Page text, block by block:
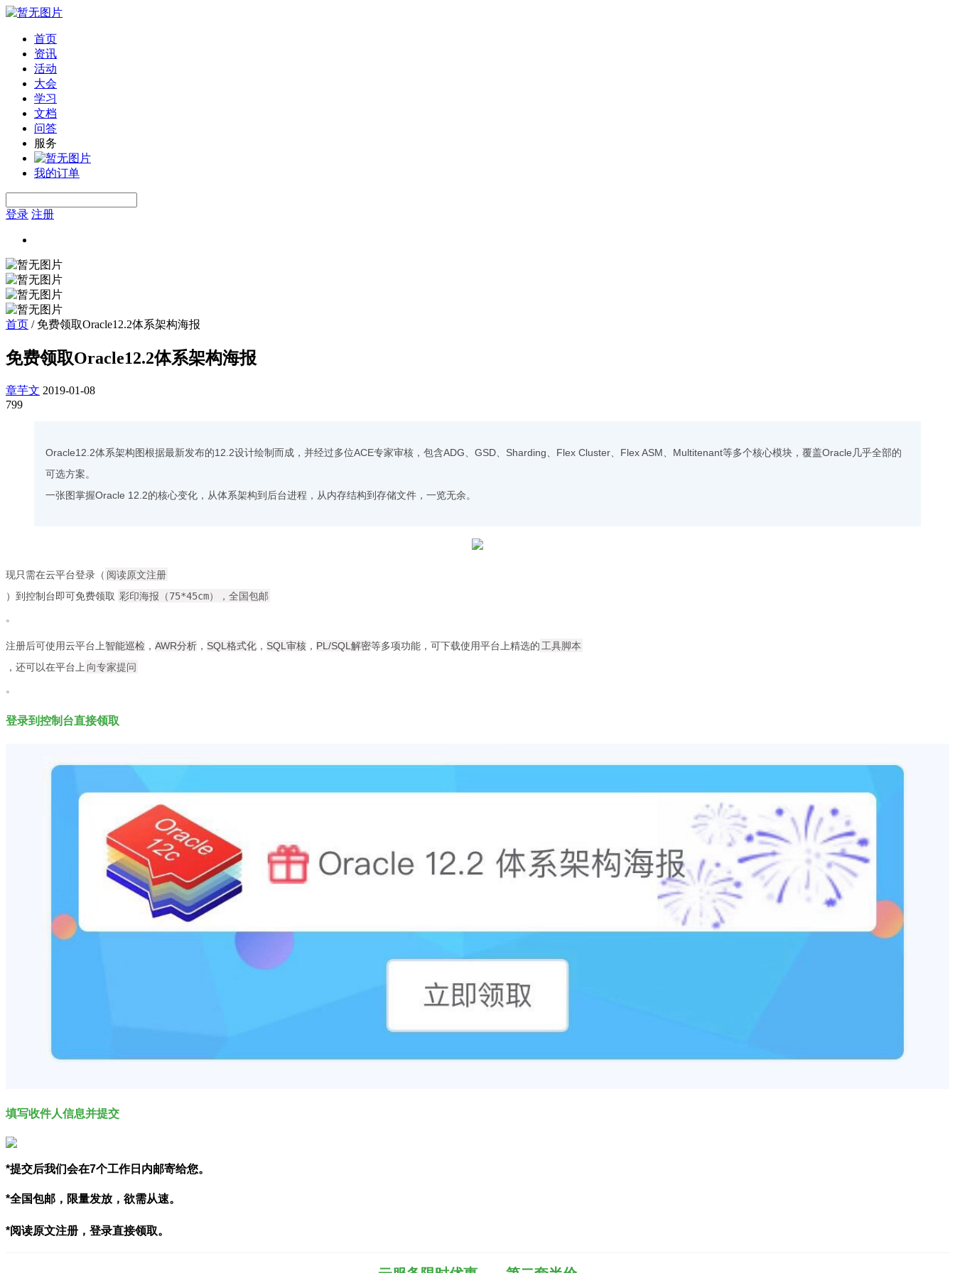
首页
资讯
活动
大会
学习
文档
问答
服务
我的订单
登录 注册
首页 / 免费领取Oracle12.2体系架构海报
免费领取Oracle12.2体系架构海报
章芋文 2019-01-08
799
Oracle12.2体系架构图根据最新发布的12.2设计绘制而成，并经过多位ACE专家审核，包含ADG 、GSD 、Sharding、Flex Cluster、Flex ASM、Multitenant等多个核心模块，覆盖Oracle几乎全部的
可选方案。
一张图掌握Oracle 12.2的核心变化，从体系架构到后台进程，从内存结构到存储文件，一览无余。
现只需在云平台登录（ 阅读原文注册
）到控制台即可免费领取 彩印海报（75*45cm），全国包邮
。
注册后可使用云平台上智能巡检 ， AWR分析 ， SQL格式化 ， SQL审核 ， PL/SQL解密等多项功能，可下载使用平台上精选的 工具脚本
，还可以在平台上 向专家提问
。
登录到控制台直接领取
填写收件人信息并提交
*提交后我们会在7个工作日内邮寄给您。
*全国包邮，限量发放，欲需从速。
*阅读原文注册，登录直接领取。